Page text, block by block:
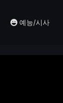
예능/시사